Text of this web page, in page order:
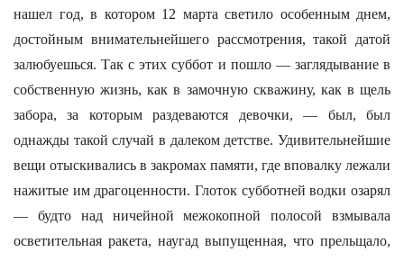
нашел год, в котором 12 марта светило особенным днем,
достойным внимательнейшего рассмотрения, такой датой
залюбуешься. Так с этих суббот и пошло — заглядывание в
собственную жизнь, как в замочную скважину, как в щель
забора, за которым раздеваются девочки, — был, был
однажды такой случай в далеком детстве. Удивительнейшие
вещи отыскивались в закромах памяти, где вповалку лежали
нажитые им драгоценности. Глоток субботней водки озарял
— будто над ничейной межокопной полосой взмывала
осветительная ракета, наугад выпущенная, что прельщало,